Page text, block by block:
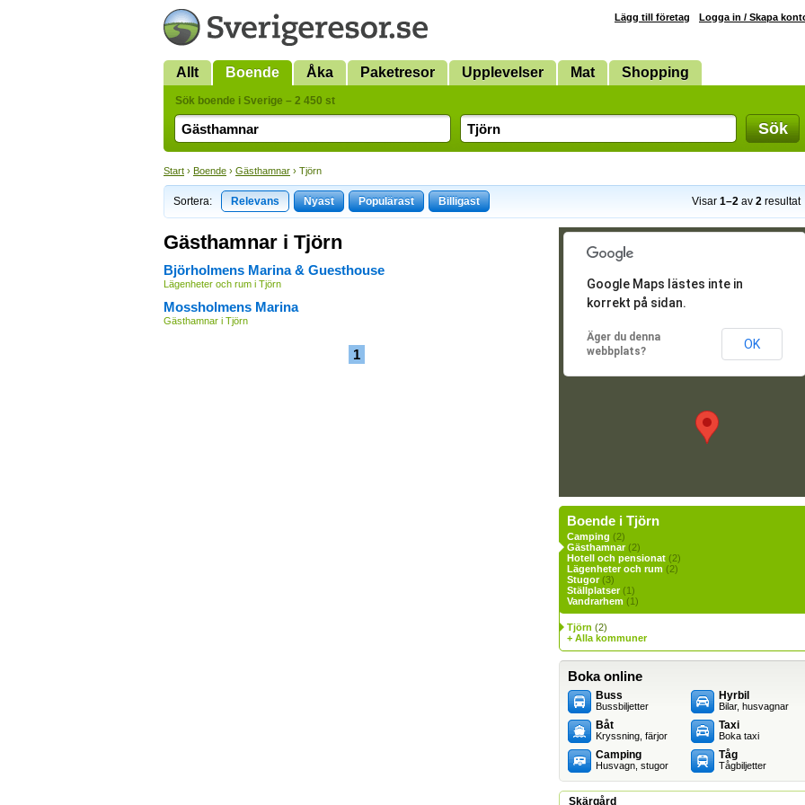
Lägg till företag Logga in / Skapa
Allt Boende Åka Paketresor Upplevelser Mat Shopping
Sök boende i Sverige – 2 450 st
Sök
Start › Boende › Gästhamnar › Tjörn
Sortera: Relevans Nyast Populärast Billigast Visar 1–2 av 2 resultat
Gästhamnar i Tjörn
Björholmens Marina & Guesthouse
Lägenheter och rum i Tjörn
Mossholmens Marina
Gästhamnar i Tjörn
1
Google Maps lästes inte in
korrekt på sidan.
Äger du denna
webbplats?
OK
Boende i Tjörn
Camping (2)
Gästhamnar(2)
Hotell och pensionat (2)
Lägenheter och rum (2)
Stugor(3)
Ställplatser(1)
Vandrarhem (1)
Tjörn (2)
+ Alla kommuner
Boka online
Buss
Bussbiljetter
Båt
Kryssning, färjor
Camping
Husvagn, stugor
Hyrbil
Bilar, husvagnar
Taxi
Boka taxi
Tåg
Tågbiljetter
Skärgård